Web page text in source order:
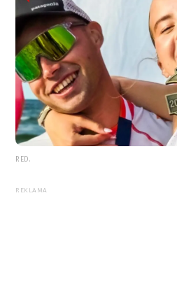
RED.
REKLAMA